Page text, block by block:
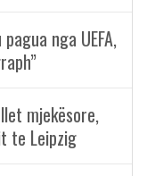
nga UEFA,
mjekësore,
te Leipzig